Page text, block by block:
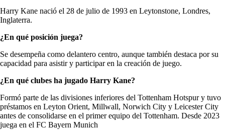
Harry Kane nació el 28 de julio de 1993 en Leytonstone, Londres,
Inglaterra.
¿En qué posición juega?
Se desempeña como delantero centro, aunque también destaca por su
capacidad para asistir y participar en la creación de juego.
¿En qué clubes ha jugado Harry Kane?
Formó parte de las divisiones inferiores del Tottenham Hotspur y tuvo
préstamos en Leyton Orient, Millwall, Norwich City y Leicester City
antes de consolidarse en el primer equipo del Tottenham. Desde 2023
juega en el FC Bayern Munich